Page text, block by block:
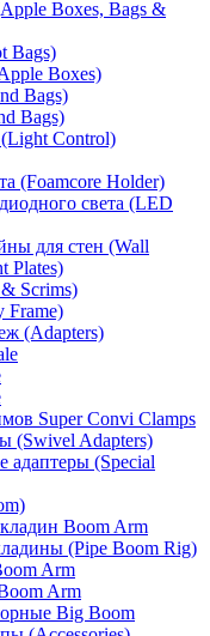
Boxes, Bags &
Bags)
Boxes)
Bags)
Bags)
Control)
(Foamcore Holder)
света (LED
для стен (Wall
Plates)
Scrims)
Frame)
(Adapters)
Super Convi Clamps
(Swivel Adapters)
адаптеры (Special
Boom Arm
(Pipe Boom Rig)
Arm
Arm
Big Boom